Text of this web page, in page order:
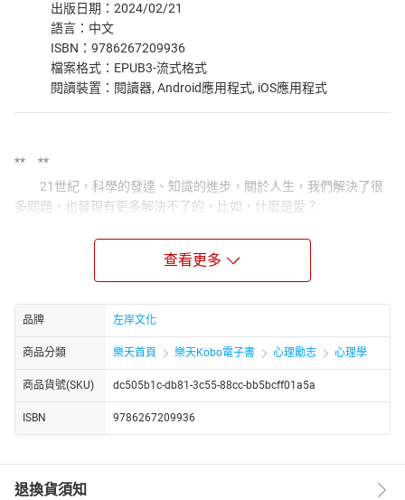
出版日期：2024/02/21
語言：中文
ISBN：9786267209936
檔案格式：EPUB3-流式格式
閱讀裝置：閱讀器, Android應用程式, iOS應用程式
** **
21世紀，科學的發達、知識的進步，關於人生，我們解決了很
多問題，也發現有更多解決不了的。比如，什麼是愛？
私的？愛有義務嗎？關於愛情，科學告訴我們什麼？有了愛，痛往
往隨之而來。所以，痛一種身體的感受、是情緒，是文化建構，還
憂鬱，可能是21世紀最嚴重（而且沒有疫苗）的疫情，但憂鬱
真的存在嗎？許多人的憂鬱來自焦慮，焦慮是人類基本情緒之一，
也是人之所以為人相當核心的一部分。什麼樣的焦慮才能稱之為一
種病？所以，你用藥嗎？
展，改變了所有人的生活，但我們似乎仍然「相信」些什麼，比如
迷信（還是信仰？）。
21世紀，我們面對的難題是「心理」的，還是「生理」的？更
多時候，是每一個人對同一個名詞的不同定義、不同感受，以及不
查看更多
品牌 左岸文化
商品分類 樂天首頁 樂天Kobo電子書 心理勵志 心理學
商品貨號(SKU) dc505b1c-db81-3c55-88cc-bb5bcff01a5a
ISBN 9786267209936
退換貨須知